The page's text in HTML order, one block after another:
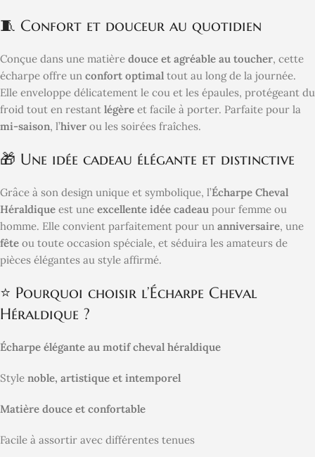
🧵 Confort et douceur au quotidien
Conçue dans une matière douce et agréable au toucher, cette
écharpe offre un confort optimal tout au long de la journée.
Elle enveloppe délicatement le cou et les épaules, protégeant du
froid tout en restant légère et facile à porter. Parfaite pour la
mi-saison, l’hiver ou les soirées fraîches.
🎁 Une idée cadeau élégante et distinctive
Grâce à son design unique et symbolique, l’Écharpe Cheval
Héraldique est une excellente idée cadeau pour femme ou
homme. Elle convient parfaitement pour un anniversaire, une
fête ou toute occasion spéciale, et séduira les amateurs de
pièces élégantes au style affirmé.
⭐ Pourquoi choisir l’Écharpe Cheval
Héraldique ?
Écharpe élégante au motif cheval héraldique
Style noble, artistique et intemporel
Matière douce et confortable
Facile à assortir avec différentes tenues